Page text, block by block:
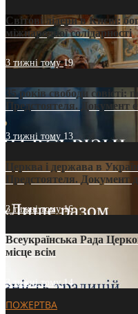
Світові лідери в Києві:
міжнародної солідарності
3 тижні тому19
35 років свободи совісті:
Предстоятеля. Документ
3 тижні тому 13
Церква і держава в
Предстоятеля. Документ
3 тижні тому16
Всеукраїнська Рада
місце всім
3 тижні тому14
ПОЖЕРТВА